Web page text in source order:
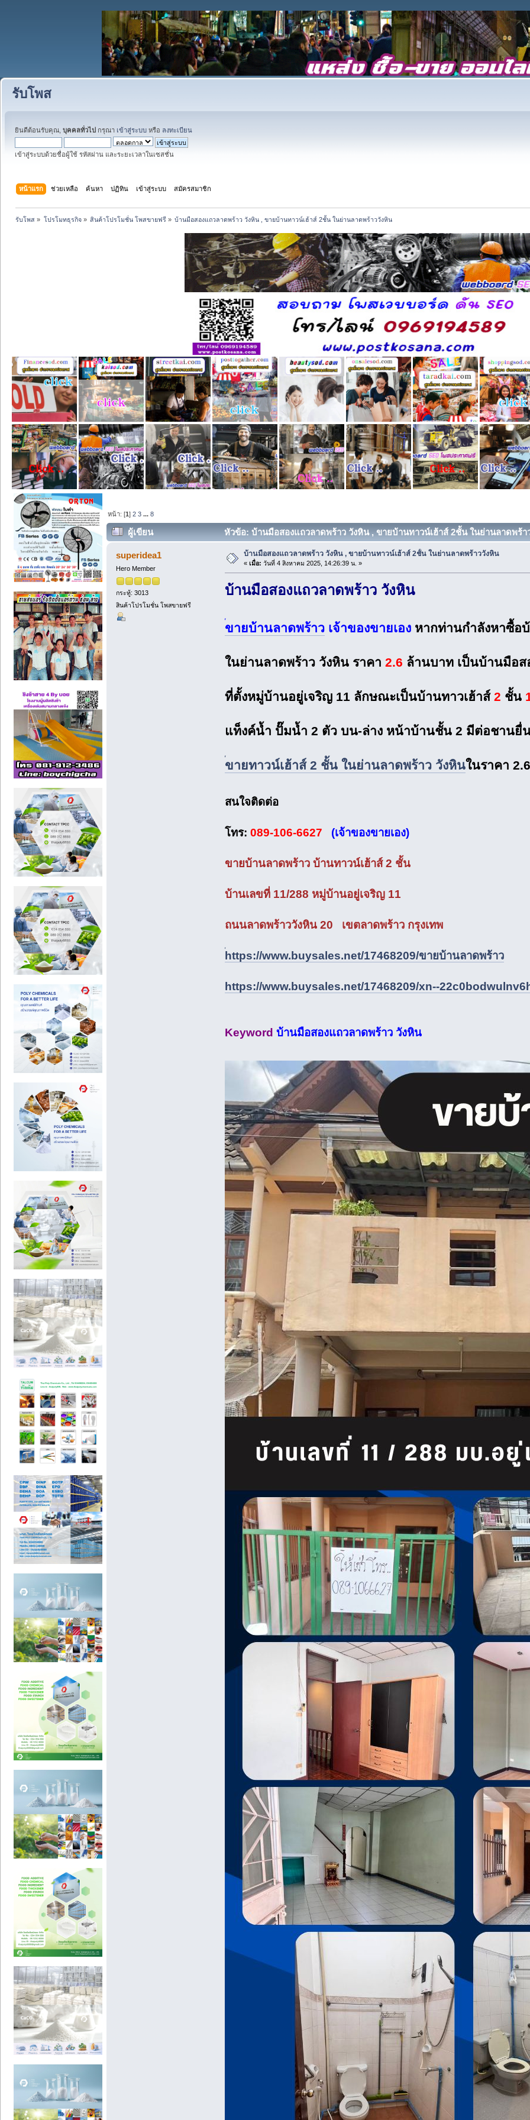
รับโพส
ยินดีต้อนรับคุณ, บุคคลทั่วไป กรุณา เข้าสู่ระบบ หรือ ลงทะเบียน
เข้าสู่ระบบด้วยชื่อผู้ใช้ รหัสผ่าน และระยะเวลาในเซสชั่น
หน้าแรก ช่วยเหลือ ค้นหา ปฏิทิน เข้าสู่ระบบ สมัครสมาชิก
รับโพส » โปรโมทธุรกิจ» สินค้าโปรโมชั่น โพสขายฟรี» บ้านมือสองแถวลาดพร้าว วังหิน , ขายบ้านทาวน์เฮ้าส์ 2ชั้น ในย่านลาดพร้าววังหิน
หน้า: [1]2 3 ...8
ผู้เขียน หัวข้อ: บ้านมือสองแถวลาดพร้าว วังหิน , ขายบ้านทาวน์เฮ้าส์ 2ชั้น ในย่านลาดพร้า
superidea1
Hero Member
กระทู้: 3013
สินค้าโปรโมชั่น โพสขายฟรี
บ้านมือสองแถวลาดพร้าว วังหิน , ขายบ้านทาวน์เฮ้าส์ 2ชั้น ในย่านลาดพร้าววังหิน
« เมื่อ: วันที่ 4 สิงหาคม 2025, 14:26:39 น. »
บ้านมือสองแถวลาดพร้าว วังหิน
้ขายบ้านลาดพร้าวเจ้าของขายเองหากท่านกำลังหาซื้อบ้
ในย่านลาดพร้าว วังหิน ราคา 2.6 ล้านบาท เป็นบ้านมือส
ที่ตั้งหมู่บ้านอยู่เจริญ 11 ลักษณะเป็นบ้านทาวเฮ้าส์ 2 ชั้น
แท็งค์น้ำ ปั๊มน้ำ 2 ตัว บน-ล่าง หน้าบ้านชั้น 2 มีต่อชานยื่
้ขายทาวน์เฮ้าส์ 2 ชั้น ในย่านลาดพร้าว วังหินในราคา
สนใจติดต่อ
โทร: 089-106-6627 (เจ้าของขายเอง)
ขายบ้านลาดพร้าว บ้านทาวน์เฮ้าส์ 2 ชั้น
บ้านเลขที่ 11/288 หมู่บ้านอยู่เจริญ 11
ถนนลาดพร้าววังหิน 20 เขตลาดพร้าว กรุงเทพ
้https://www.buysales.net/17468209/ขายบ้านลาดพร้าว
https://www.buysales.net/17468209/xn--
Keyword บ้านมือสองแถวลาดพร้าว วังหิน